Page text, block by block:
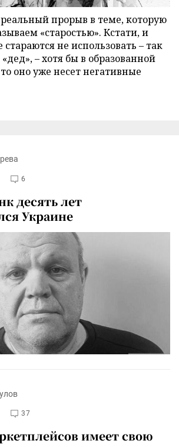
прорыв в теме, которую
«старостью». Кстати, и
стараются не использовать – так
– хотя бы в образованной
оно уже несет негативные
6
десять лет
Украине
37
имеет свою